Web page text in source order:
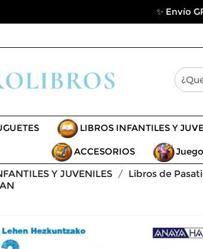
✨ Envío
LIBROS INFANTILES Y
ACCESORIOS
Y JUVENILES Libros de